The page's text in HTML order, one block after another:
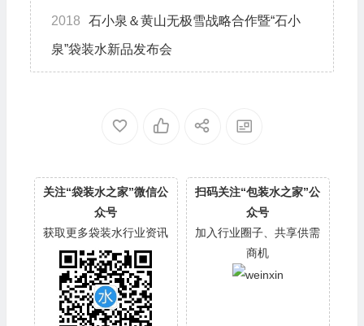
2018 石小泉＆黄山无极雪战略合作暨“石小
泉”袋装水新品发布会
关注“袋装水之家”微信公
众号
获取更多袋装水行业资讯
扫码关注“包装水之家”公
众号
加入行业圈子、共享供需
商机